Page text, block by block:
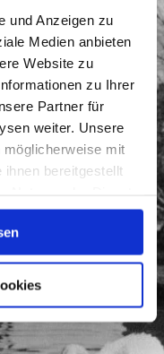
und Anzeigen zu
Medien anbieten
Website zu
zu Ihrer
Partner für
weiter. Unsere
mit
bereitgestellt
um
das Haus zur